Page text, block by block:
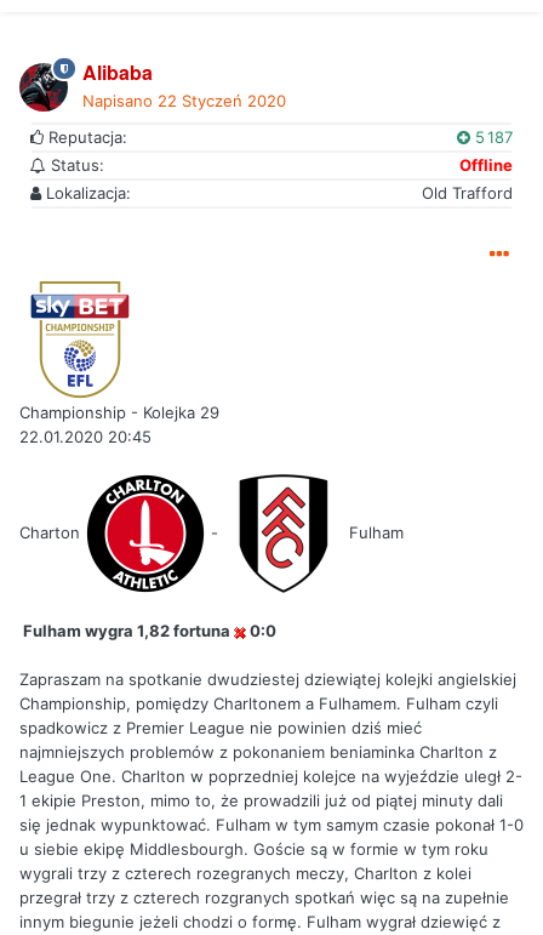
Alibaba
Napisano 22 Styczeń 2020
Reputacja:
5 187
Status:
Offline
Lokalizacja:
Old Trafford
Championship - Kolejka 29
22.01.2020 20:45
Charton - Fulham
Fulham wygra 1,82 fortuna 0:0
Zapraszam na spotkanie dwudziestej dziewiątej kolejki angielskiej
Championship, pomiędzy Charltonem a Fulhamem. Fulham czyli
spadkowicz z Premier League nie powinien dziś mieć
najmniejszych problemów z pokonaniem beniaminka Charlton z
League One. Charlton w poprzedniej kolejce na wyjeździe uległ 2-
1 ekipie Preston, mimo to, że prowadzili już od piątej minuty dali
się jednak wypunktować. Fulham w tym samym czasie pokonał 1-0
u siebie ekipę Middlesbourgh. Goście są w formie w tym roku
wygrali trzy z czterech rozegranych meczy, Charlton z kolei
przegrał trzy z czterech rozgranych spotkań więc są na zupełnie
innym biegunie jeżeli chodzi o formę. Fulham wygrał dziewięć z